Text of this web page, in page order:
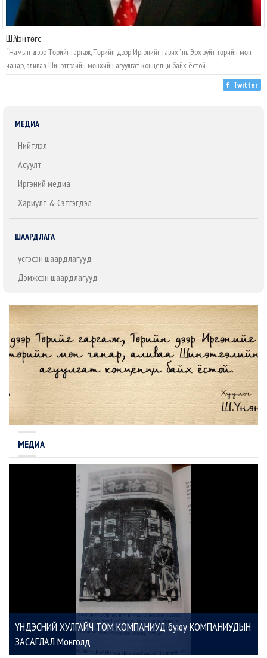
Ш.Үнэнтөгс
“Намын дээр Төрийг гаргаж, Төрийн дээр Иргэнийг тавих” нь Эрх зүйт төрийн мөн
чанар, аливаа Шинэтгэлийн мөнхийн агуулгат концепци байх ёстой
Twitter
МЕДИА
Нийтлэл
Асуулт
Иргэний медиа
Хариулт & Сэтгэгдэл
ШААРДЛАГА
Үүсгэсэн шаардлагууд
Дэмжсэн шаардлагууд
МЕДИА
ҮНДЭСНИЙ ХУЛГАЙЧ ТОМ КОМПАНИУД буюу КОМПАНИУДЫН
ЗАСАГЛАЛ Монголд